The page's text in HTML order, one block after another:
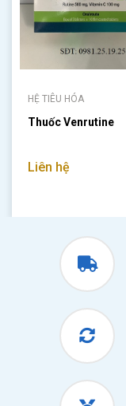
HỆ TIÊU HÓA
Thuốc Venrutine
Liên hệ